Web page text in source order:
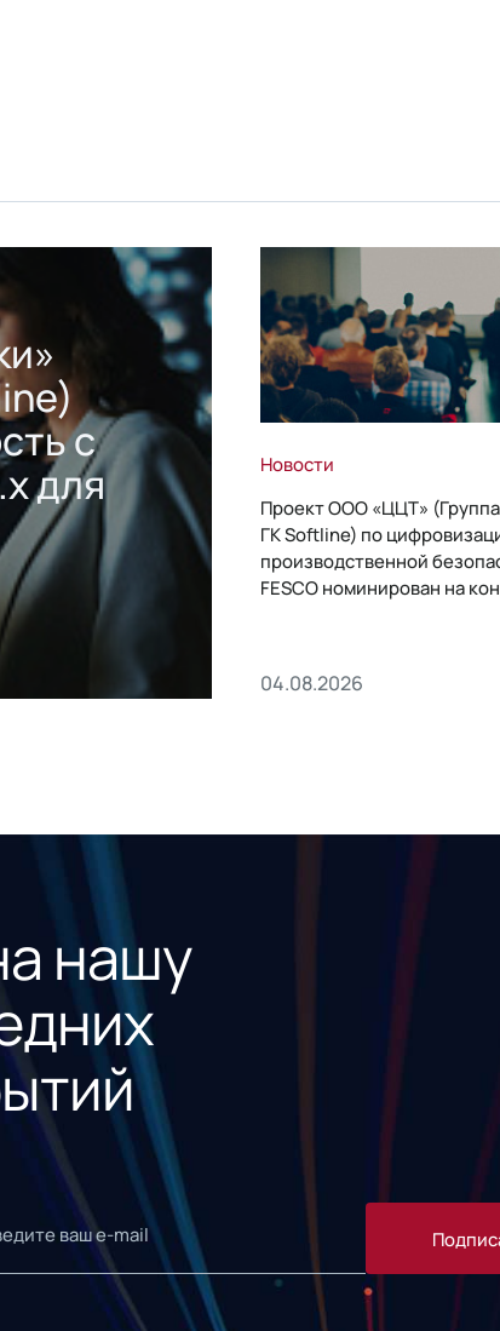
с
для
Новости
Проект ООО «ЦЦТ»
ГК Softline) по
производственной
FESCO номинирован на
04.08.2026
нашу